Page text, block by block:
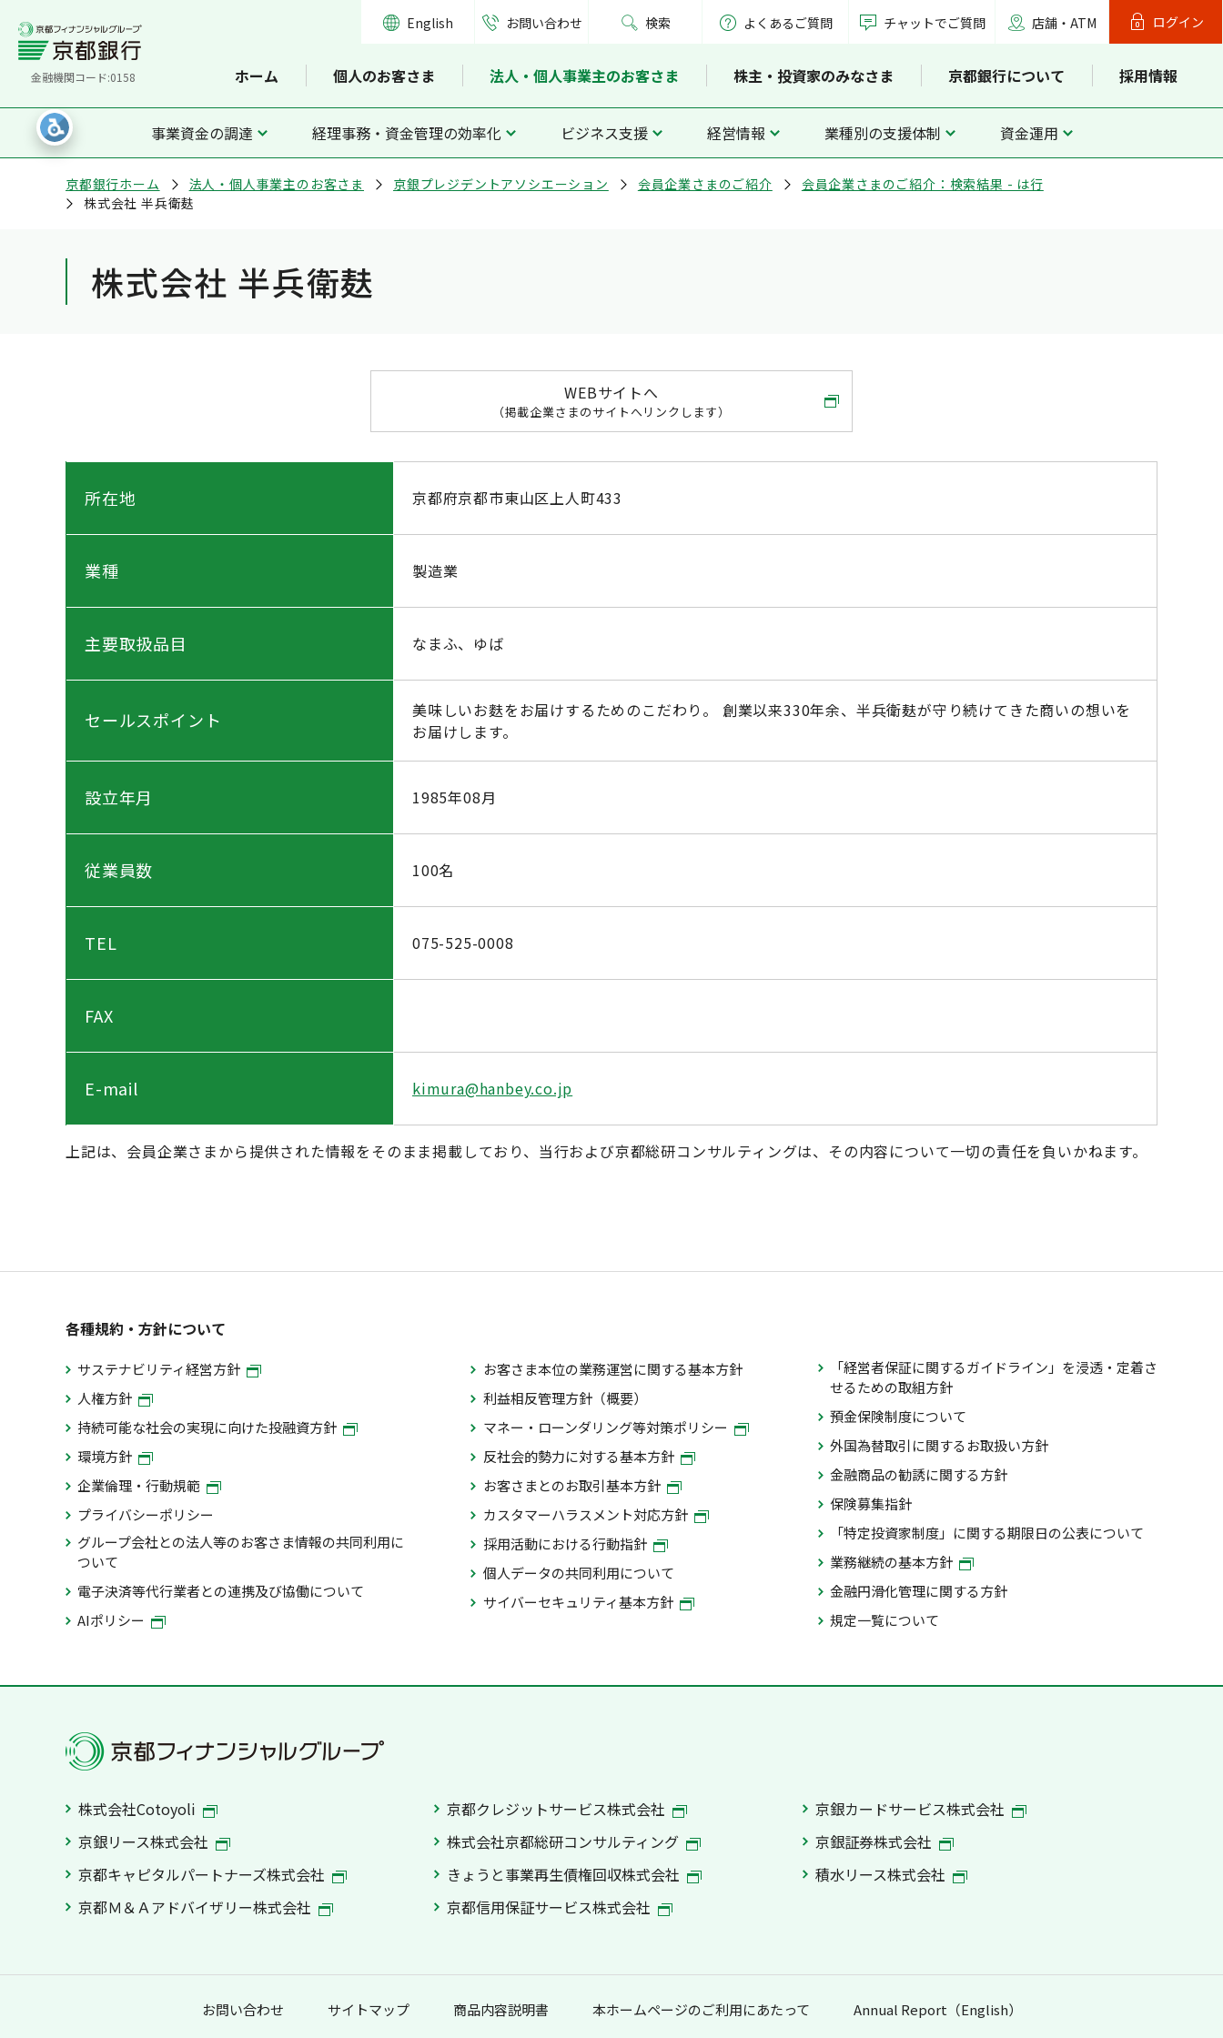
金融機関コード:0158
English お問い合わせ 検索 よくあるご質問 チャットでご質問 店舗・ATM ログイン
ホーム 個人のお客さま 法人・個人事業主のお客さま 株主・投資家のみなさま 京都銀行について 採用情報
事業資金の調達 経理事務・資金管理の効率化 ビジネス支援 経営情報 業種別の支援体制 資金運用
京都銀行ホーム 法人・個人事業主のお客さま 京銀プレジデントアソシエーション 会員企業さまのご紹介
会員企業さまのご紹介：検索結果 - は行
株式会社 半兵衛麸
株式会社 半兵衛麸
WEBサイトへ
（掲載企業さまのサイトへリンクします）
所在地 京都府京都市東山区上人町433
業種 製造業
主要取扱品目 なまふ、ゆば
セールスポイント
美味しいお麩をお届けするためのこだわり。 創業以来330年余、半兵衛麸が守り続けてきた商いの想いを
お届けします。
設立年月 1985年08月
従業員数 100名
TEL 075-525-0008
FAX
E-mail kimura@hanbey.co.jp
上記は、会員企業さまから提供された情報をそのまま掲載しており、当行および京都総研コンサルティングは、その内容について一切の責任を負いかねます。
各種規約・方針について
サステナビリティ経営方針
人権方針
持続可能な社会の実現に向けた投融資方針
環境方針
企業倫理・行動規範
プライバシーポリシー
グループ会社との法人等のお客さま情報の共同利用に
ついて
電子決済等代行業者との連携及び協働について
AIポリシー
お客さま本位の業務運営に関する基本方針
利益相反管理方針（概要）
マネー・ローンダリング等対策ポリシー
反社会的勢力に対する基本方針
お客さまとのお取引基本方針
カスタマーハラスメント対応方針
採用活動における行動指針
個人データの共同利用について
サイバーセキュリティ基本方針
「経営者保証に関するガイドライン」を浸透・定着さ
せるための取組方針
預金保険制度について
外国為替取引に関するお取扱い方針
金融商品の勧誘に関する方針
保険募集指針
「特定投資家制度」に関する期限日の公表について
業務継続の基本方針
金融円滑化管理に関する方針
規定一覧について
株式会社Cotoyoli 京都クレジットサービス株式会社
京銀カードサービス株式会社
京銀リース株式会社
株式会社京都総研コンサルティング
京銀証券株式会社
京都キャピタルパートナーズ株式会社
きょうと事業再生債権回収株式会社
積水リース株式会社
京都Ｍ＆Ａアドバイザリー株式会社
京都信用保証サービス株式会社
お問い合わせ サイトマップ 商品内容説明書 本ホームページのご利用にあたって Annual Report（English）